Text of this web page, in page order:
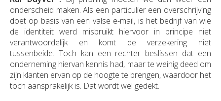
onderscheid maken. Als een particulier een overschrijving
doet op basis van een valse e-mail, is het bedrijf van wie
de identiteit werd misbruikt hiervoor in principe niet
verantwoordelijk en komt de verzekering niet
tussenbeide. Toch kan een rechter beslissen dat een
onderneming hiervan kennis had, maar te weinig deed om
zijn klanten ervan op de hoogte te brengen, waardoor het
toch aansprakelijk is. Dat wordt wel gedekt.